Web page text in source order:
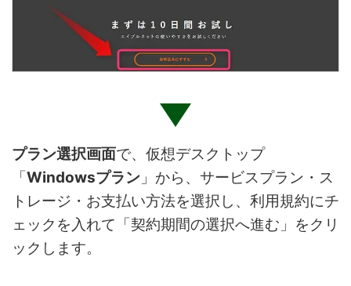
プラン選択画面で、仮想デスクトップ
「Windowsプラン 」から、サービスプラン・ス
トレージ・お支払い方法を選択し、利用規約にチ
ェックを入れて「契約期間の選択へ進む」をクリ
ックします。